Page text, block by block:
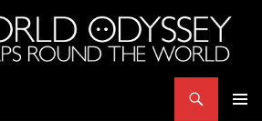
世界23周の旅｜WORLD ODYSSEY: 23 Laps Rond The World